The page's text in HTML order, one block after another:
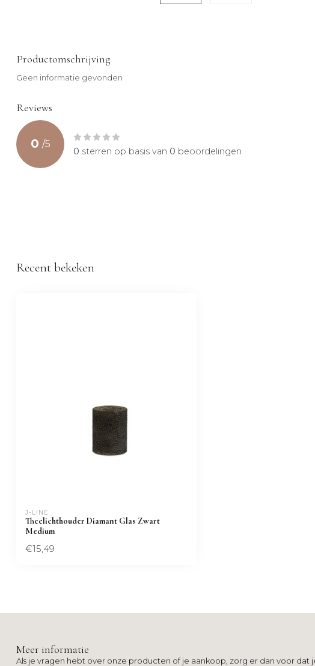
Productomschrijving
Geen informatie gevonden
Reviews
0 /5
0 sterren op basis van 0 beoordelingen
Recent bekeken
J-LINE
Theelichthouder Diamant Glas Zwart
Medium
€15,49
Meer informatie
Als je vragen hebt over onze producten of je aankoop, zorg er dan voor dat